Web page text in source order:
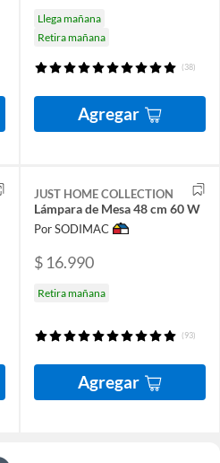
Llega mañana
Retira mañana
(38)
Agregar
JUST HOME COLLECTION
Lámpara de Mesa 48 cm 60 W
Por SODIMAC
$ 16.990
Retira mañana
(93)
Agregar